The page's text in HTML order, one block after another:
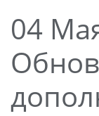
04